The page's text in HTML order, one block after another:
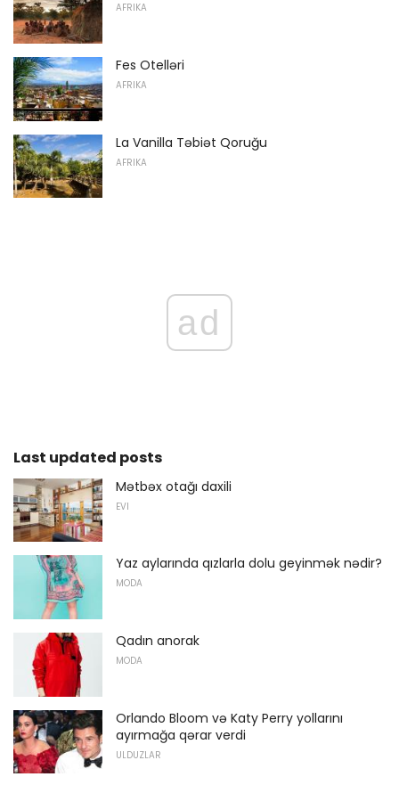
AFRIKA
Fes Otelləri
AFRIKA
La Vanilla Təbiət Qoruğu
AFRIKA
ad
Last updated posts
Mətbəx otağı daxili
EVI
Yaz aylarında qızlarla dolu geyinmək nədir?
MODA
Qadın anorak
MODA
Orlando Bloom və Katy Perry yollarını
ayırmağa qərar verdi
ULDUZLAR